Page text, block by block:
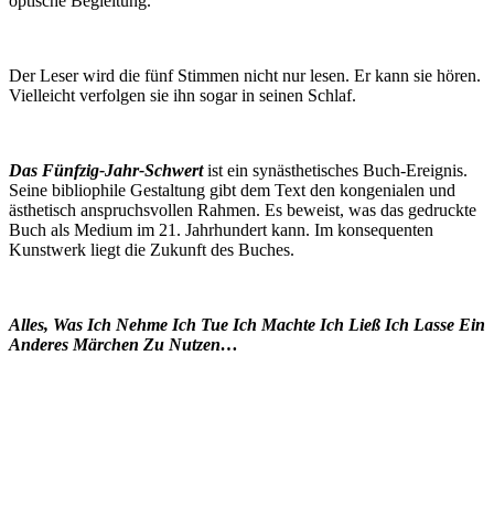
Der Leser wird die fünf Stimmen nicht nur lesen. Er kann sie hören.
Vielleicht verfolgen sie ihn sogar in seinen Schlaf.
Das Fünfzig-Jahr-Schwertist ein synästhetisches Buch-Ereignis.
Seine bibliophile Gestaltung gibt dem Text den kongenialen und
ästhetisch anspruchsvollen Rahmen. Es beweist, was das gedruckte
Buch als Medium im 21. Jahrhundert kann. Im konsequenten
Kunstwerk liegt die Zukunft des Buches.
Alles, Was Ich Nehme Ich Tue Ich Machte Ich Ließ Ich Lasse Ein
Anderes Märchen Zu Nutzen…